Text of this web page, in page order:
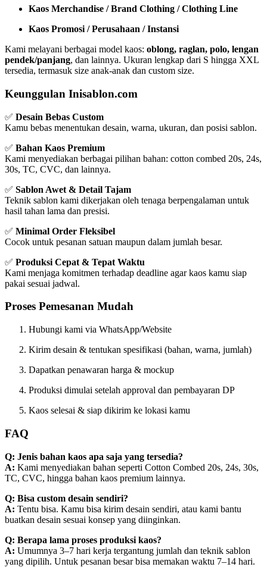
Kaos Merchandise / Brand Clothing / Clothing Line
Kaos Promosi / Perusahaan / Instansi
Kami melayani berbagai model kaos: oblong, raglan, polo, lengan
pendek/panjang, dan lainnya. Ukuran lengkap dari S hingga XXL
tersedia, termasuk size anak-anak dan custom size.
Keunggulan Inisablon.com
✅ Desain Bebas Custom
Kamu bebas menentukan desain, warna, ukuran, dan posisi sablon.
✅ Bahan Kaos Premium
Kami menyediakan berbagai pilihan bahan: cotton combed 20s, 24s,
30s, TC, CVC, dan lainnya.
✅ Sablon Awet & Detail Tajam
Teknik sablon kami dikerjakan oleh tenaga berpengalaman untuk
hasil tahan lama dan presisi.
✅ Minimal Order Fleksibel
Cocok untuk pesanan satuan maupun dalam jumlah besar.
✅ Produksi Cepat & Tepat Waktu
Kami menjaga komitmen terhadap deadline agar kaos kamu siap
pakai sesuai jadwal.
Proses Pemesanan Mudah
Hubungi kami via WhatsApp/Website
Kirim desain & tentukan spesifikasi (bahan, warna, jumlah)
Dapatkan penawaran harga & mockup
Produksi dimulai setelah approval dan pembayaran DP
Kaos selesai & siap dikirim ke lokasi kamu
FAQ
Q: Jenis bahan kaos apa saja yang tersedia?
A: Kami menyediakan bahan seperti Cotton Combed 20s, 24s, 30s,
TC, CVC, hingga bahan kaos premium lainnya.
Q: Bisa custom desain sendiri?
A: Tentu bisa. Kamu bisa kirim desain sendiri, atau kami bantu
buatkan desain sesuai konsep yang diinginkan.
Q: Berapa lama proses produksi kaos?
A: Umumnya 3–7 hari kerja tergantung jumlah dan teknik sablon
yang dipilih. Untuk pesanan besar bisa memakan waktu 7–14 hari.